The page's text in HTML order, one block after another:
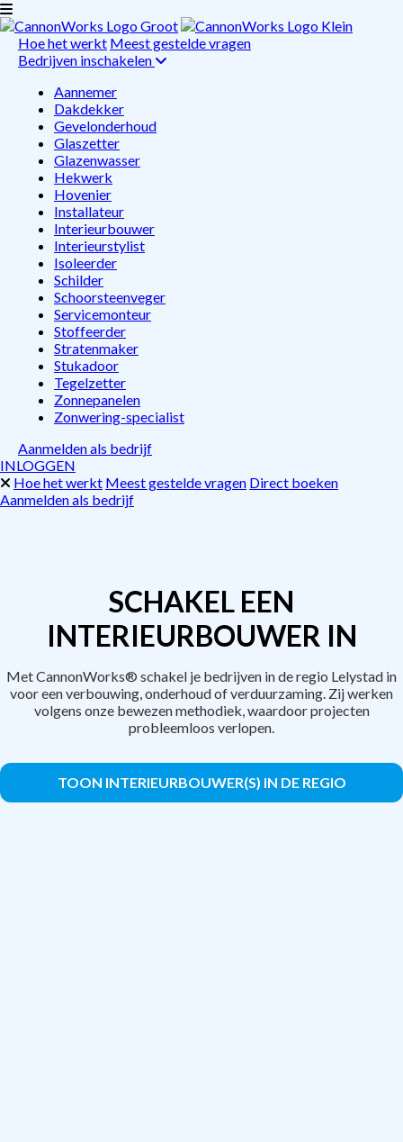
Hoe het werkt Meest gestelde vragen
Bedrijven inschakelen
Aannemer
Dakdekker
Gevelonderhoud
Glaszetter
Glazenwasser
Hekwerk
Hovenier
Installateur
Interieurbouwer
Interieurstylist
Isoleerder
Schilder
Schoorsteenveger
Servicemonteur
Stoffeerder
Stratenmaker
Stukadoor
Tegelzetter
Zonnepanelen
Zonwering-specialist
Aanmelden als bedrijf
INLOGGEN
Hoe het werkt Meest gestelde vragen Direct boeken
Aanmelden als bedrijf
SCHAKEL EEN
INTERIEURBOUWER IN
Met CannonWorks® schakel je bedrijven in de regio Lelystad in
voor een verbouwing, onderhoud of verduurzaming. Zij werken
volgens onze bewezen methodiek, waardoor projecten
probleemloos verlopen.
TOON INTERIEURBOUWER(S) IN DE REGIO